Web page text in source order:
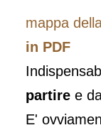
mappa
in PDF
partire e
E'